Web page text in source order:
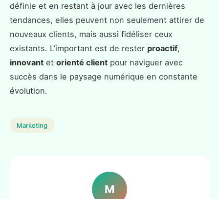
définie et en restant à jour avec les dernières
tendances, elles peuvent non seulement attirer de
nouveaux clients, mais aussi fidéliser ceux
existants. L’important est de rester proactif,
innovant et orienté client pour naviguer avec
succès dans le paysage numérique en constante
évolution.
Marketing
M